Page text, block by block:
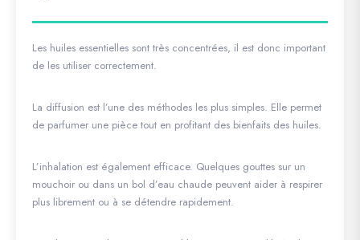
Les huiles essentielles sont très concentrées, il est donc important
de les utiliser correctement.
La diffusion est l’une des méthodes les plus simples. Elle permet
de parfumer une pièce tout en profitant des bienfaits des huiles.
L’inhalation est également efficace. Quelques gouttes sur un
mouchoir ou dans un bol d’eau chaude peuvent aider à respirer
plus librement ou à se détendre rapidement.